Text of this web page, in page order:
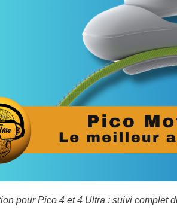
pour Pico 4 et 4 Ultra : suivi complet